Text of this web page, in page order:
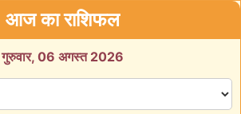
आज का राशिफल
गुरुवार, 06 अगस्त 2026